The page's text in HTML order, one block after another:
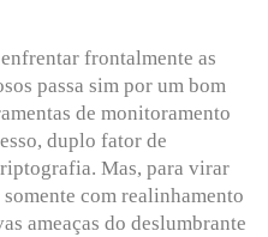
frontalmente as
passa sim por um bom
de monitoramento
duplo fator de
Mas, para virar
com realinhamento
ameaças do deslumbrante